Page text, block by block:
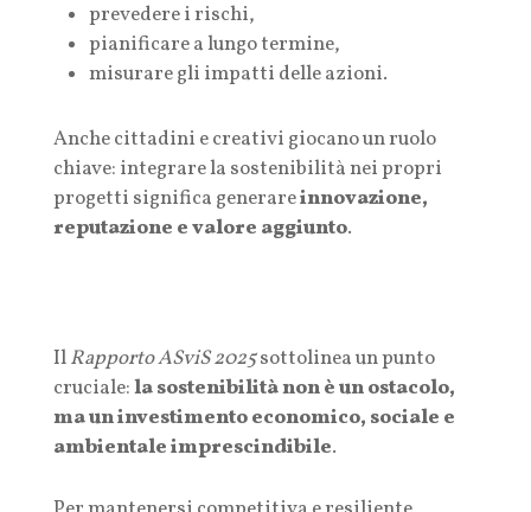
prevedere i rischi,
pianificare a lungo termine,
misurare gli impatti delle azioni.
Anche cittadini e creativi giocano un ruolo
chiave: integrare la sostenibilità nei propri
progetti significa generareinnovazione,
reputazione e valore aggiunto.
IlRapporto ASviS 2025sottolinea un punto
cruciale:la sostenibilità non è un ostacolo,
ma un investimento economico, sociale e
ambientale imprescindibile.